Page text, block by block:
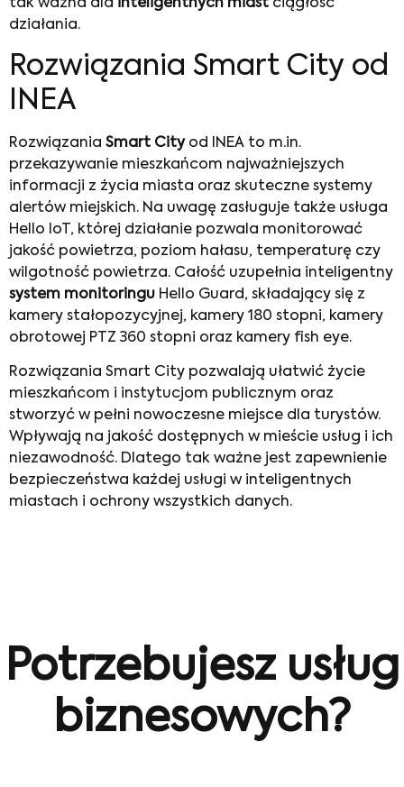
tak ważna dla inteligentnych miast ciągłość
działania.
Rozwiązania Smart City od
INEA
Rozwiązania Smart Cityod INEA to m.in.
przekazywanie mieszkańcom najważniejszych
informacji z życia miasta oraz skuteczne systemy
alertów miejskich. Na uwagę zasługuje także usługa
Hello IoT, której działanie pozwala monitorować
jakość powietrza, poziom hałasu, temperaturę czy
wilgotność powietrza. Całość uzupełnia inteligentny
system monitoringu Hello Guard, składający się z
kamery stałopozycyjnej, kamery 180 stopni, kamery
obrotowej PTZ 360 stopni oraz kamery fish eye.
Rozwiązania Smart City pozwalają ułatwić życie
mieszkańcom i instytucjom publicznym oraz
stworzyć w pełni nowoczesne miejsce dla turystów.
Wpływają na jakość dostępnych w mieście usług i ich
niezawodność. Dlatego tak ważne jest zapewnienie
bezpieczeństwa każdej usługi w inteligentnych
miastach i ochrony wszystkich danych.
Potrzebujesz usług
biznesowych?